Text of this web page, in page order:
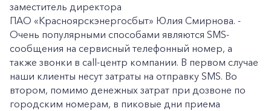
заместитель директора
ПАО «Красноярскэнергосбыт» Юлия Смирнова. -
Очень популярными способами являются SMS-
сообщения на сервисный телефонный номер, а
также звонки в call-центр компании. В первом случае
наши клиенты несут затраты на отправку SMS. Во
втором, помимо денежных затрат при дозвоне по
городским номерам, в пиковые дни приема